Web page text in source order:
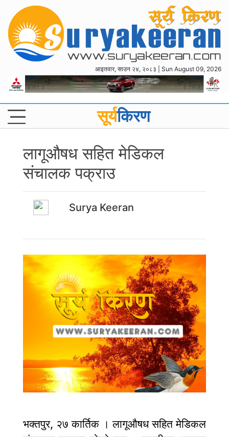
आइतवार, साउन २४, २०८३ | Sun August 09, 2026
सूर्यकिरण
लागूऔषध सहित मेडिकल
संचालक पक्राउ
Surya Keeran
भक्तपुर, २७ कार्तिक । लागूऔषध सहित मेडिकल